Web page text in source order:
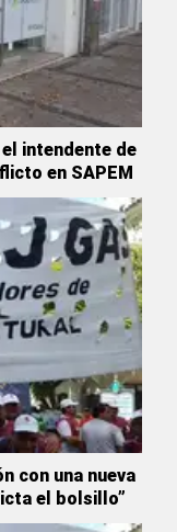
intendente de
en SAPEM
con una nueva
el bolsillo”